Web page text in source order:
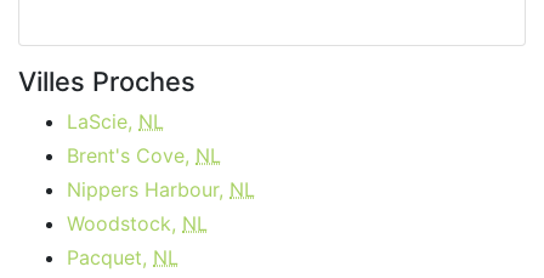
Villes Proches
LaScie, NL
Brent's Cove, NL
Nippers Harbour, NL
Woodstock, NL
Pacquet, NL